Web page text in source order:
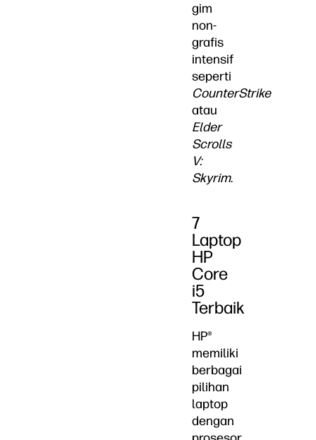
gim
non-
grafis
intensif
seperti
CounterStrike
atau
Elder
Scrolls
V:
Skyrim.
7
Laptop
HP
Core
i5
Terbaik
HP®
memiliki
berbagai
pilihan
laptop
dengan